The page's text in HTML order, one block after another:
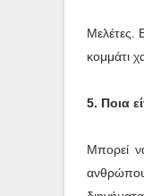
Μελέτες.
κομμάτι
5. Ποια
Μπορεί